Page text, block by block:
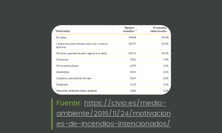
Fuente: https://civio.es/medio-
ambiente/2016/11/24/motivacion
es-de-incendios-intencionados/